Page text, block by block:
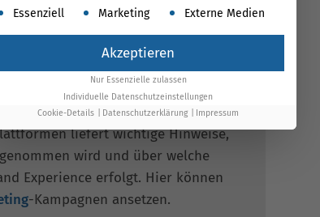
dasErkennen der prägenden Meinungen
liefert wichtige Hinweise,
wird und über welche
Experience erfolgt. Hier können
-Kampagnen ansetzen.
folgt eine Liste der Service-Gruppen, für die
Essenziell Marketing Externe Medien
Akzeptieren
Nur Essenzielle zulassen
Individuelle Datenschutzeinstellungen
Cookie-Details
Datenschutzerklärung Impressum